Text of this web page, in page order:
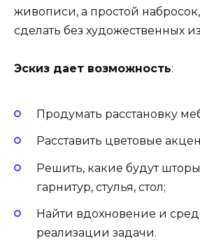
живописи, а простой
сделать без художественных
Эскиз дает возможность:
Продумать расстановку
Расставить цветовые
Решить, какие будут
гарнитур, стулья, стол;
Найти вдохновение и
реализации задачи.